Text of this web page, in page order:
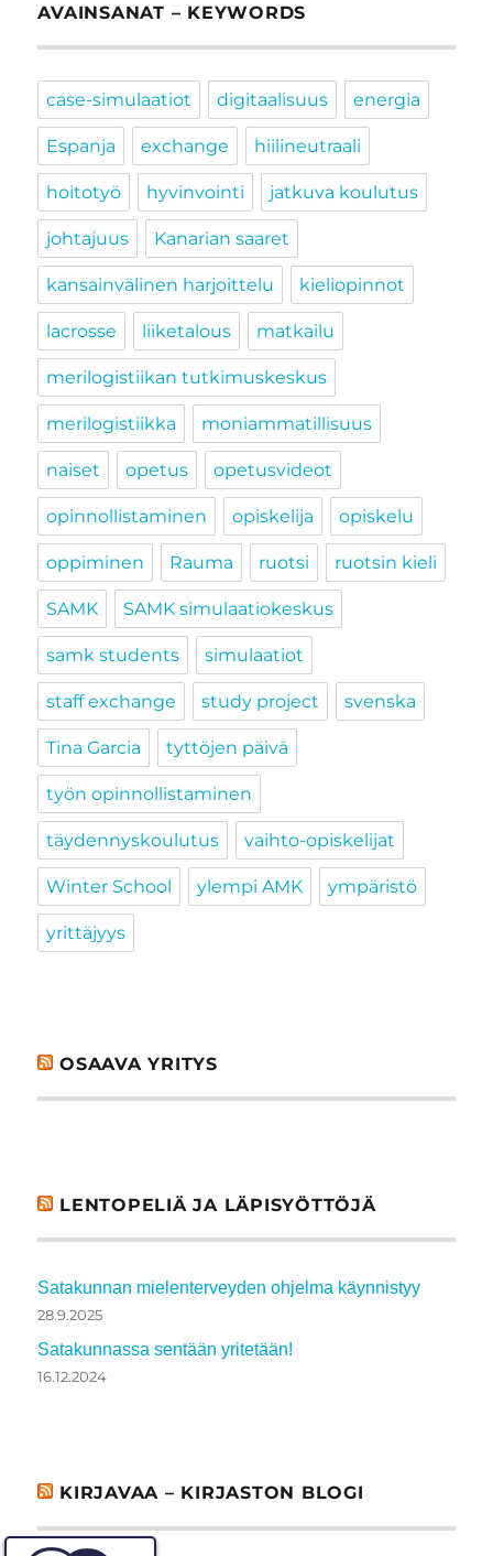
AVAINSANAT – KEYWORDS
case-simulaatiot digitaalisuus energia
Espanja exchange hiilineutraali
hoitotyö hyvinvointi jatkuva koulutus
johtajuus Kanarian saaret
kansainvälinen harjoittelu kieliopinnot
lacrosse liiketalous matkailu
merilogistiikan tutkimuskeskus
merilogistiikka moniammatillisuus
naiset opetus opetusvideot
opinnollistaminen opiskelija opiskelu
oppiminen Rauma ruotsi ruotsin kieli
SAMK SAMK simulaatiokeskus
samk students simulaatiot
staff exchange study project svenska
Tina Garcia tyttöjen päivä
työn opinnollistaminen
täydennyskoulutus vaihto-opiskelijat
Winter School ylempi AMK ympäristö
yrittäjyys
OSAAVA YRITYS
LENTOPELIÄ JA LÄPISYÖTTÖJÄ
Satakunnan mielenterveyden ohjelma käynnistyy
28.9.2025
Satakunnassa sentään yritetään!
16.12.2024
KIRJAVAA – KIRJASTON BLOGI